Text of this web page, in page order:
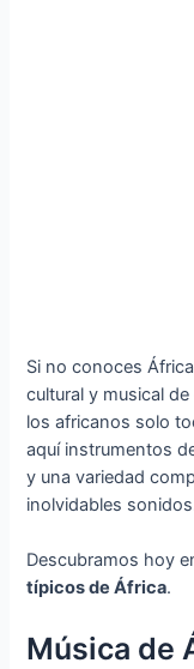
Si no conoces
cultural y musical
los africanos solo
aquí instrumentos
y una variedad
inolvidables
Descubramos hoy
típicos de África.
Música de